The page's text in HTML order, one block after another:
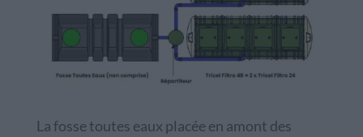
La fosse toutes eaux placée en amont des